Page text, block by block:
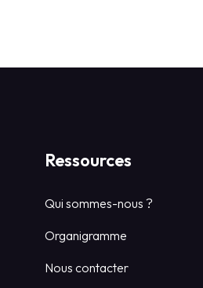
Ressources
Qui sommes-nous ?
Organigramme
Nous contacter